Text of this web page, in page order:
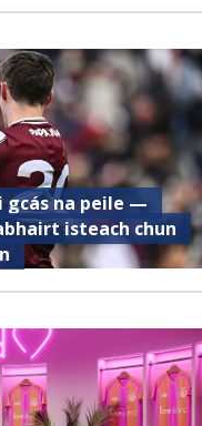
gcás na peile —
isteach chun